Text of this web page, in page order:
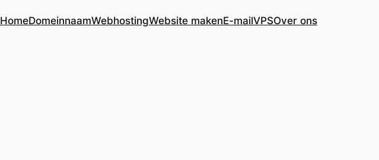
HomeDomeinnaamWebhostingWebsite makenE-mailVPSOver ons